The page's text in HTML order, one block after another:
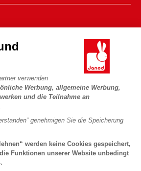
verwenden
Werbung, allgemeine Werbung,
und die Teilnahme an
genehmigen Sie die Speicherung
werden keine Cookies gespeichert,
Funktionen unserer Website unbedingt
#YesJanod
Download